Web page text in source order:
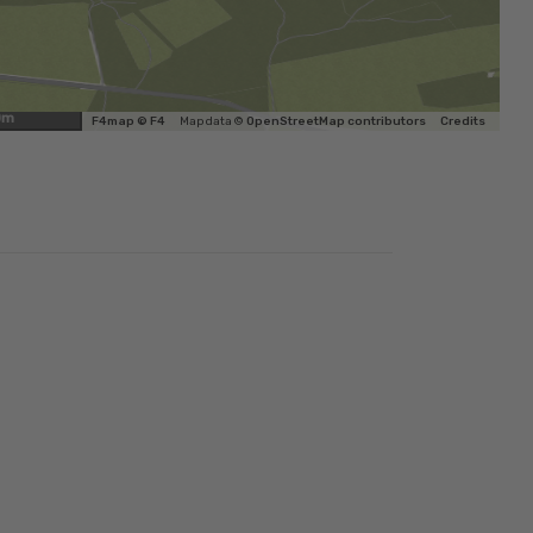
F4map © F4 Map data © OpenStreetMap contributors Credits